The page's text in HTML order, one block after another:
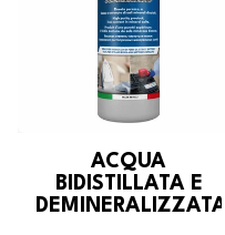
ACQUA
BIDISTILLATA E
DEMINERALIZZATA